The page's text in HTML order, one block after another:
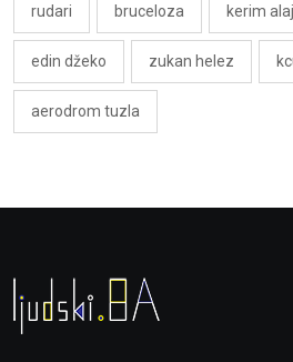
rudari bruceloza kerim
edin džeko zukan helez
aerodrom tuzla